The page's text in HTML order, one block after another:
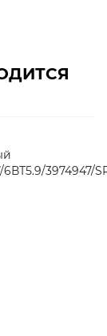
3974947/